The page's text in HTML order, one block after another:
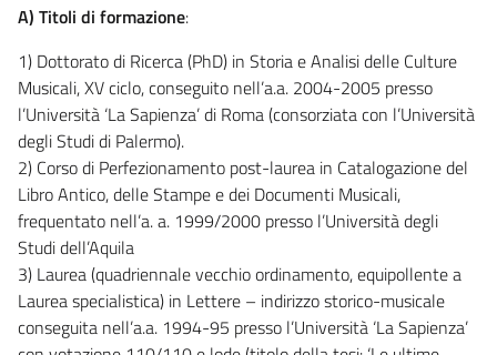
A) Titoli di formazione:
1) Dottorato di Ricerca (PhD) in Storia e Analisi delle Culture
Musicali, XV ciclo, conseguito nell’a.a. 2004-2005 presso
l’Università ‘La Sapienza’ di Roma (consorziata con l’Università
degli Studi di Palermo).
2) Corso di Perfezionamento post-laurea in Catalogazione del
Libro Antico, delle Stampe e dei Documenti Musicali,
frequentato nell’a. a. 1999/2000 presso l’Università degli
Studi dell’Aquila
3) Laurea (quadriennale vecchio ordinamento, equipollente a
Laurea specialistica) in Lettere – indirizzo storico-musicale
conseguita nell’a.a. 1994-95 presso l’Università ‘La Sapienza’